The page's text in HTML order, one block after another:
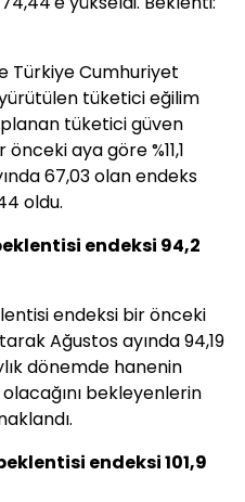
Türkiye Cumhuriyet
tüketici eğilim
tüketici güven
aya göre %11,1
67,03 olan endeks
oldu.
endeksi 94,2
endeksi bir önceki
Ağustos ayında 94,19
dönemde hanenin
bekleyenlerin
endeksi 101,9